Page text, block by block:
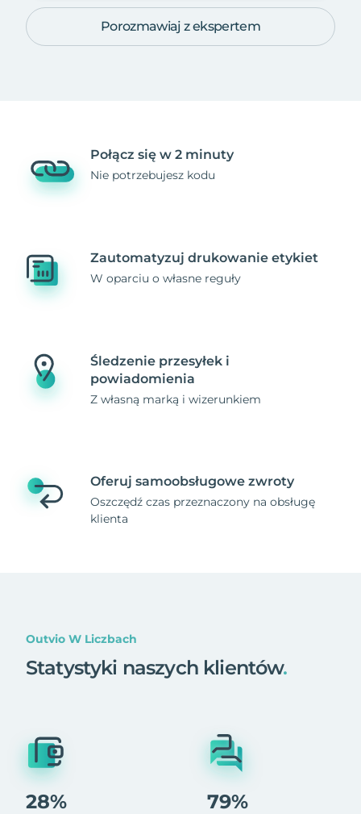
Porozmawiaj z ekspertem
Połącz się w 2 minuty
Nie potrzebujesz kodu
Zautomatyzuj drukowanie etykiet
W oparciu o własne reguły
Śledzenie przesyłek i
powiadomienia
Z własną marką i wizerunkiem
Oferuj samoobsługowe zwroty
Oszczędź czas przeznaczony na obsługę
klienta
Outvio W Liczbach
Statystyki naszych klientów.
28% 79%